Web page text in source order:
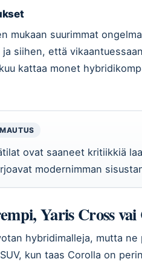
mukaan suurimmat
siihen, että
kattaa monet
ovat saaneet kritiikkiä
modernimman
Yaris Cross vai
hybridimalleja, mutta
kun taas Corolla on